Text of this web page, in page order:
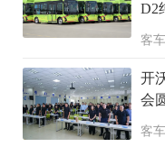
D2
客
开
会
客